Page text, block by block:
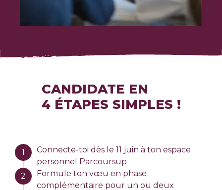
CANDIDATE EN
4 ÉTAPES SIMPLES !
1
Connecte-toi dès le 11 juin à ton espace
personnel Parcoursup
2
Formule ton vœu en phase
complémentaire pour un ou deux